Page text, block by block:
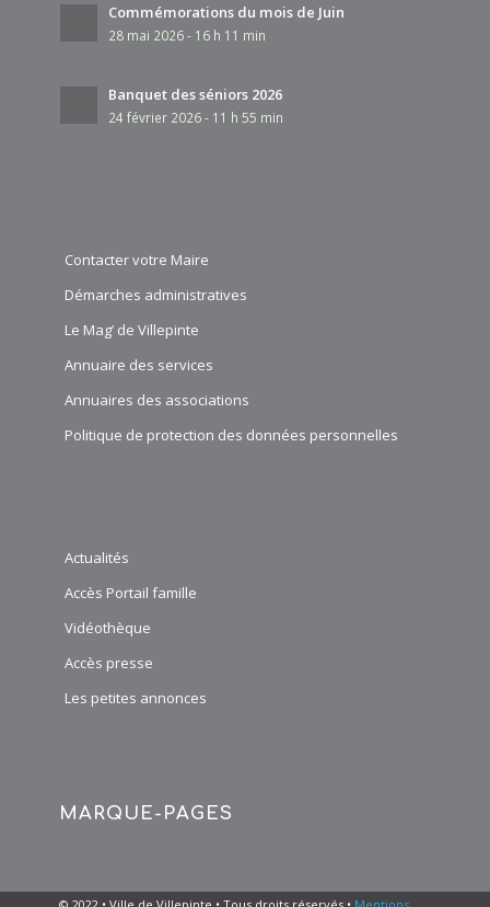
Commémorations du mois de Juin
28 mai 2026 - 16 h 11 min
Banquet des séniors 2026
24 février 2026 - 11 h 55 min
Contacter votre Maire
Démarches administratives
Le Mag’ de Villepinte
Annuaire des services
Annuaires des associations
Politique de protection des données personnelles
Actualités
Accès Portail famille
Vidéothèque
Accès presse
Les petites annonces
MARQUE-PAGES
© 2022 • Ville de Villepinte • Tous droits réservés • Mentions